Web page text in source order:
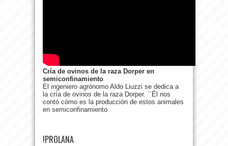
Cría de ovinos de la raza Dorper en
semiconfinamiento
El ingeniero agrónomo Aldo Liuzzi se dedica a
la cría de ovinos de la raza Dorper. ´´Él nos
contó cómo es la producción de estos animales
en semiconfinamiento
!PROLANA